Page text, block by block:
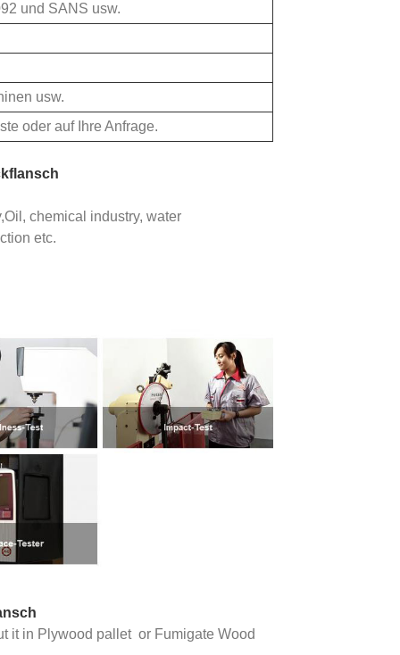
und SANS usw.
usw.
oder auf Ihre Anfrage.
chemical industry, water
etc.
it in Plywood pallet or Fumigate Wood